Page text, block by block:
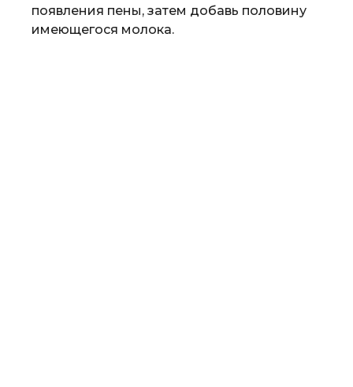
появления пены, затем добавь половину
имеющегося молока.